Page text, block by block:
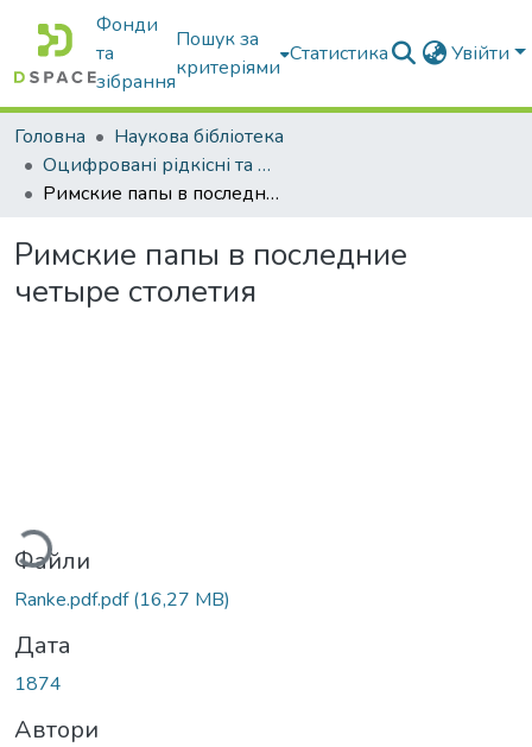
Фонди
та
зібрання
Пошук за
критеріями
Статистика Увійти
Головна
Наукова бібліотека
Оцифровані рідкісні та цінні видання з фонду наукової бібліотеки
Римские папы в последние четыре столетия
Римские папы в последние
четыре столетия
Файли
Ranke.pdf.pdf(16,27 MB)
Дата
1874
Автори